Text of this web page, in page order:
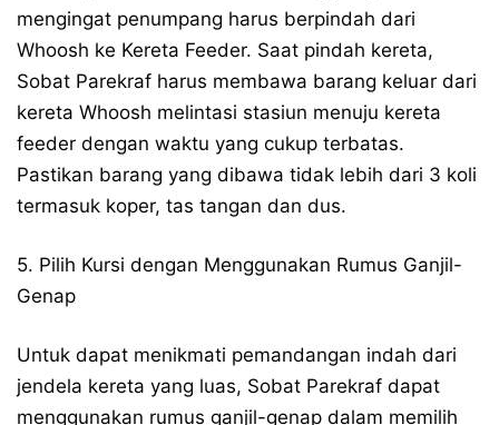
mengingat penumpang harus berpindah dari
Whoosh ke Kereta Feeder. Saat pindah kereta,
Sobat Parekraf harus membawa barang keluar dari
kereta Whoosh melintasi stasiun menuju kereta
feeder dengan waktu yang cukup terbatas.
Pastikan barang yang dibawa tidak lebih dari 3 koli
termasuk koper, tas tangan dan dus.
5. Pilih Kursi dengan Menggunakan Rumus Ganjil-
Genap
Untuk dapat menikmati pemandangan indah dari
jendela kereta yang luas, Sobat Parekraf dapat
menggunakan rumus ganjil-genap dalam memilih